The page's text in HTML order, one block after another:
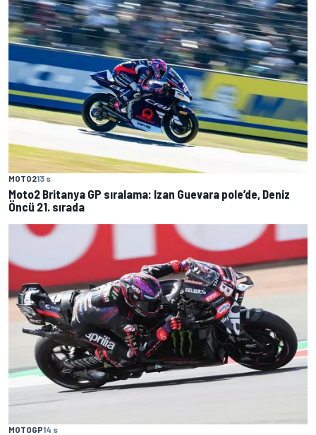
MOTO213 s
Moto2 Britanya GP sıralama: Izan Guevara pole’de, Deniz
Öncü 21. sırada
MOTOGP14 s